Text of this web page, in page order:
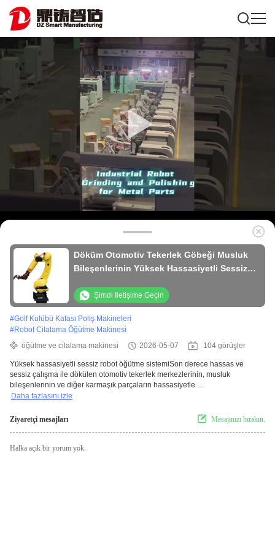
Döküm Otomotiv Tekerlek Göbeği Musluk
Bileşenlerinin Yüksek Hassasiyetli Sessiz
Şimdi Iletişime Geçin
#Golf Kulübü Kafası Poliş Makineleri
#Robot Cilalama Öğütme Makinesi
öğütme ve cilalama makinesi
2026-05-07 104 görüşler
Yüksek hassasiyetli sessiz robot öğütme sistemiSon derece hassas ve
sessiz çalışma ile dökülen otomotiv tekerlek merkezlerinin, musluk
bileşenlerinin ve diğer karmaşık parçaların hassasiyetle ...
Daha fazlasını izle
Ziyaretçi mesajları Mesajınızı bırakın.
Halka açık bir yorum yok.